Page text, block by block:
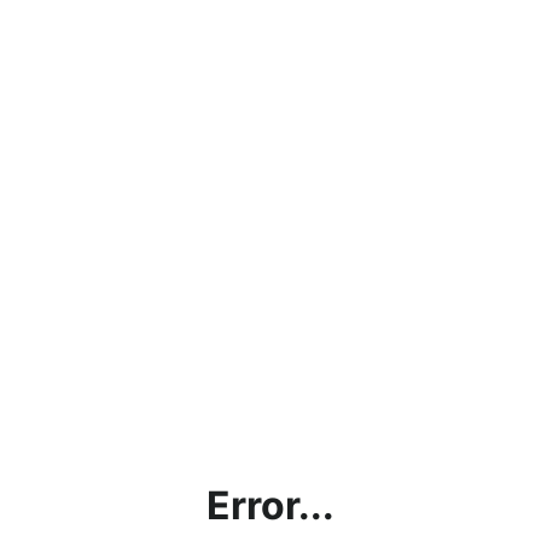
Error...